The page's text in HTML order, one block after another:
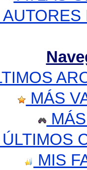
AUTORES
MÁS
ÚLTIMOS
MIS